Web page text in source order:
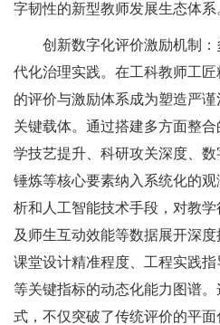
字韧性的新型教师发展生态体系
创新数字化评价激励机制：
代化治理实践。在工科教师工
的评价与激励体系成为塑造严
关键载体。通过搭建多方面整
学技艺提升、科研攻关深度、
锤炼等核心要素纳入系统化的
析和人工智能技术手段，对教
及师生互动效能等数据展开深
课堂设计精准程度、工程实践
等关键指标的动态化能力图谱
式，不仅突破了传统评价的平